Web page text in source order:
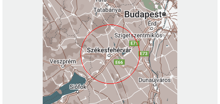
Képzésnaptár